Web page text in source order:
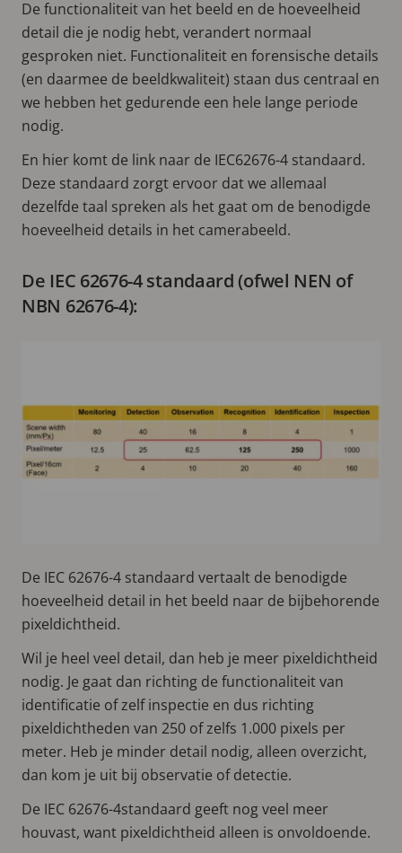
De functionaliteit van het beeld en de hoeveelheid
detail die je nodig hebt, verandert normaal
gesproken niet. Functionaliteit en forensische details
(en daarmee de beeldkwaliteit) staan dus centraal en
we hebben het gedurende een hele lange periode
nodig.
En hier komt de link naar de IEC62676-4 standaard.
Deze standaard zorgt ervoor dat we allemaal
dezelfde taal spreken als het gaat om de benodigde
hoeveelheid details in het camerabeeld.
De IEC 62676-4 standaard (ofwel NEN of
NBN 62676-4):
De IEC 62676-4 standaard vertaalt de benodigde
hoeveelheid detail in het beeld naar de bijbehorende
pixeldichtheid.
Wil je heel veel detail, dan heb je meer pixeldichtheid
nodig. Je gaat dan richting de functionaliteit van
identificatie of zelf inspectie en dus richting
pixeldichtheden van 250 of zelfs 1.000 pixels per
meter. Heb je minder detail nodig, alleen overzicht,
dan kom je uit bij observatie of detectie.
De IEC 62676-4standaard geeft nog veel meer
houvast, want pixeldichtheid alleen is onvoldoende.